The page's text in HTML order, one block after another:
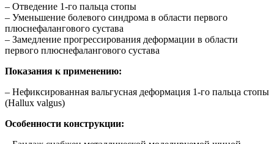
– Отведение 1-го пальца стопы
– Уменьшение болевого синдрома в области первого
плюснефалангового сустава
– Замедление прогрессирования деформации в области
первого плюснефалангового сустава
Показания к применению:
– Нефиксированная вальгусная деформация 1-го пальца стопы
(Hallux valgus)
Особенности конструкции: